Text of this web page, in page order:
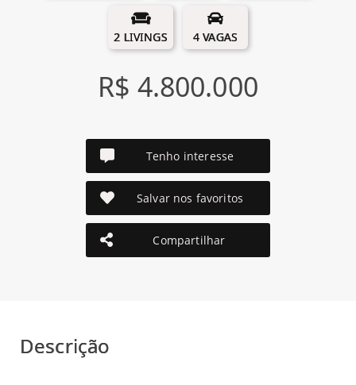
2 LIVINGS 4 VAGAS
R$ 4.800.000
Tenho interesse
Salvar nos favoritos
Compartilhar
Descrição